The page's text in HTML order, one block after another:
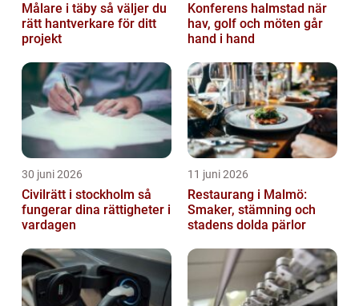
Målare i täby så väljer du
rätt hantverkare för ditt
projekt
Konferens halmstad när
hav, golf och möten går
hand i hand
30 juni 2026
Civilrätt i stockholm så
fungerar dina rättigheter i
vardagen
11 juni 2026
Restaurang i Malmö:
Smaker, stämning och
stadens dolda pärlor